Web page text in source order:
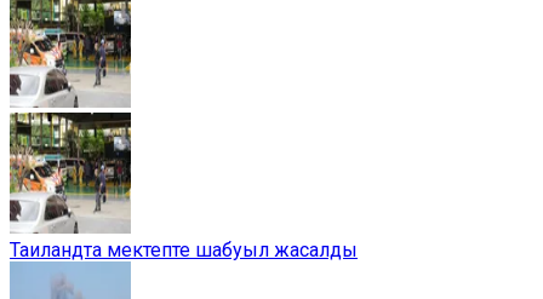
Таиландта мектепте шабуыл жасалды